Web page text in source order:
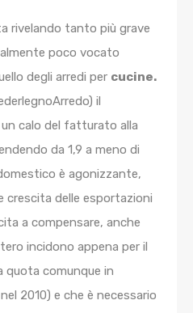
rivelando tanto più grave
poco vocato
degli arredi per cucine.
il
calo del fatturato alla
da 1,9 a meno di
è agonizzante,
crescita delle esportazioni
a compensare, anche
incidono appena per il
quota comunque in
2010) e che è necessario